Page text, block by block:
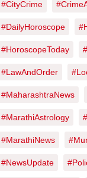
#CityCrime
#DailyHoroscope
#HoroscopeToday
#LawAndOrder
#MaharashtraNews
#MarathiAstrology
#MarathiNews
#NewsUpdate